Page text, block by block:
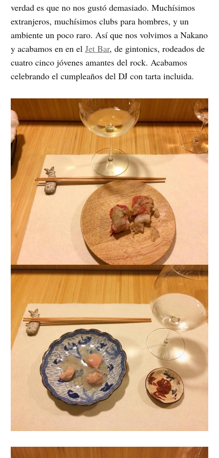
verdad es que no nos gustó demasiado. Muchísimos
extranjeros, muchísimos clubs para hombres, y un
ambiente un poco raro. Así que nos volvimos a Nakano
y acabamos en en elJet Bar, de gintonics, rodeados de
cuatro cinco jóvenes amantes del rock. Acabamos
celebrando el cumpleaños del DJ con tarta incluida.